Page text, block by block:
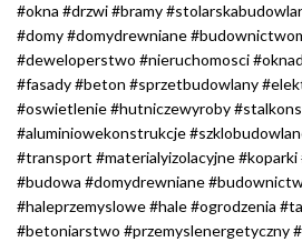
#okna #drzwi #bramy
#domy #domydrewniane
#deweloperstwo #nieruchomosci
#fasady #beton #sprzetbudowlany
#oswietlenie #hutniczewyroby
#aluminiowekonstrukcje
#transport #materialyizolacyjne
#budowa #domydrewniane
#haleprzemyslowe #hale #ogrodzenia
#betoniarstwo #przemyslenergetyczny